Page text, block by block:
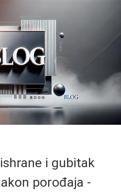
i gubitak
porođaja -